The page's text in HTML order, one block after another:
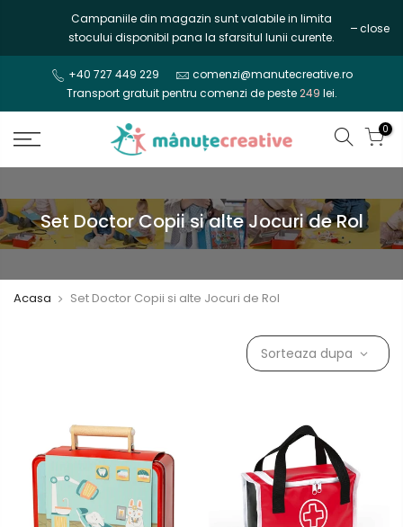
continut
Campaniile din magazin sunt valabile in limita
stocului disponibil pana la sfarsitul lunii curente.
close
+40 727 449 229
comenzi@manutecreative.ro
Transport gratuit pentru comenzi de peste249 lei.
0
Set Doctor Copii si alte Jocuri de Rol
Acasa Set Doctor Copii si alte Jocuri de Rol
Sorteaza dupa